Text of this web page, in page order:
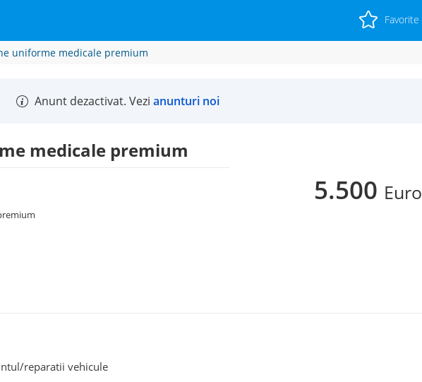
Favorite
uniforme medicale premium
Anunt dezactivat. Vezi anunturi noi
medicale premium
5.500 Euro
reparatii vehicule